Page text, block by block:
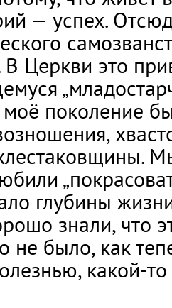
— успех.
В Церкви это
моё поколение
глубины
знали, что
не было, как
какой-